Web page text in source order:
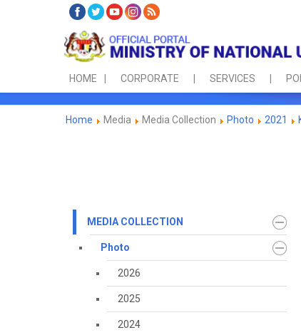
HOME CORPORATE SERVICES
Home Media Media Collection Photo 2021
MEDIA COLLECTION
Photo
2026
2025
2024